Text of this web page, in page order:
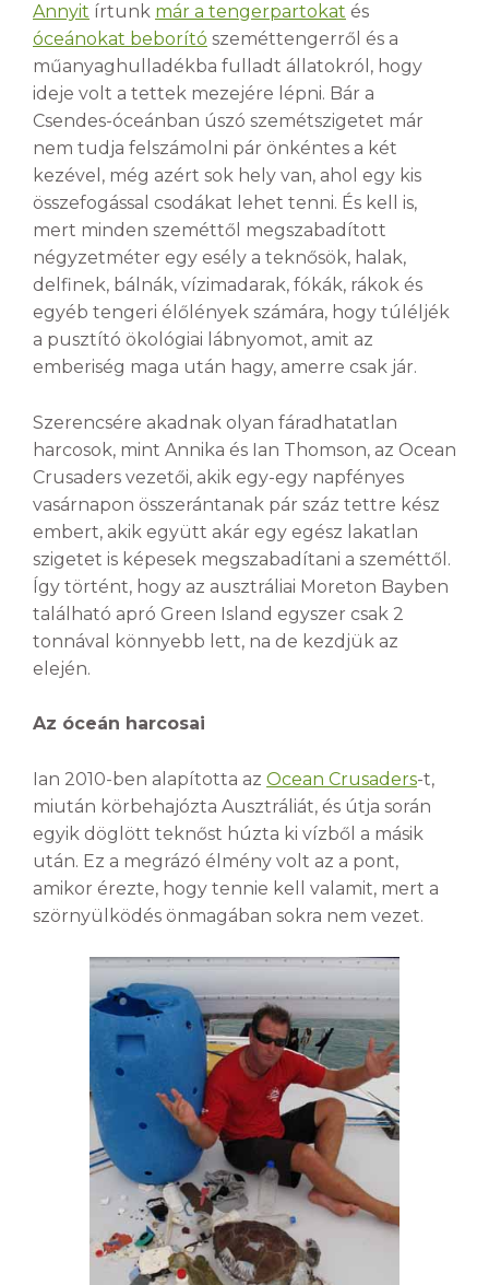
Annyit írtunk már a tengerpartokat és
óceánokat beborító szeméttengerről és a
műanyaghulladékba fulladt állatokról, hogy
ideje volt a tettek mezejére lépni. Bár a
Csendes-óceánban úszó szemétszigetet már
nem tudja felszámolni pár önkéntes a két
kezével, még azért sok hely van, ahol egy kis
összefogással csodákat lehet tenni. És kell is,
mert minden szeméttől megszabadított
négyzetméter egy esély a teknősök, halak,
delfinek, bálnák, vízimadarak, fókák, rákok és
egyéb tengeri élőlények számára, hogy túléljék
a pusztító ökológiai lábnyomot, amit az
emberiség maga után hagy, amerre csak jár.
Szerencsére akadnak olyan fáradhatatlan
harcosok, mint Annika és Ian Thomson, az Ocean
Crusaders vezetői, akik egy-egy napfényes
vasárnapon összerántanak pár száz tettre kész
embert, akik együtt akár egy egész lakatlan
szigetet is képesek megszabadítani a szeméttől.
Így történt, hogy az ausztráliai Moreton Bayben
található apró Green Island egyszer csak 2
tonnával könnyebb lett, na de kezdjük az
elején.
Az óceán harcosai
Ian 2010-ben alapította az Ocean Crusaders-t,
miután körbehajózta Ausztráliát, és útja során
egyik döglött teknőst húzta ki vízből a másik
után. Ez a megrázó élmény volt az a pont,
amikor érezte, hogy tennie kell valamit, mert a
szörnyülködés önmagában sokra nem vezet.